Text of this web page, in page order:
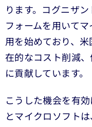
ります。コグニザ
フォームを用いて
用を始めており、
在的なコスト削減
に貢献しています。
こうした機会を有
とマイクロソフト